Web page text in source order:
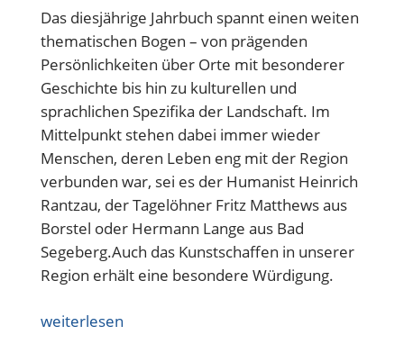
Das diesjährige Jahrbuch spannt einen weiten
thematischen Bogen – von prägenden
Persönlichkeiten über Orte mit besonderer
Geschichte bis hin zu kulturellen und
sprachlichen Spezifika der Landschaft. Im
Mittelpunkt stehen dabei immer wieder
Menschen, deren Leben eng mit der Region
verbunden war, sei es der Humanist Heinrich
Rantzau, der Tagelöhner Fritz Matthews aus
Borstel oder Hermann Lange aus Bad
Segeberg.Auch das Kunstschaffen in unserer
Region erhält eine besondere Würdigung.
weiterlesen